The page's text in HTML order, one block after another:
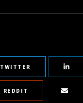
TWITTER
REDDIT